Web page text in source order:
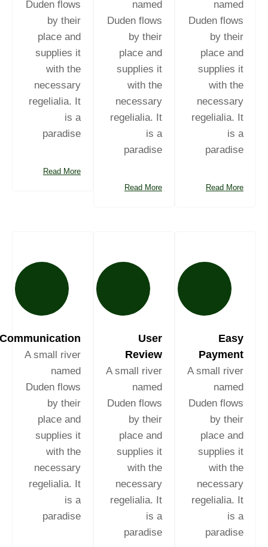
named
Duden flows
by their
place and
supplies it
with the
necessary
regelialia. It
is a
paradise
Read More
named
Duden flows
by their
place and
supplies it
with the
necessary
regelialia. It
is a
paradise
Read More
Duden flows
by their
place and
supplies it
with the
necessary
regelialia. It
is a
paradise
Read More
Easy
Payment
A small river
named
Duden flows
by their
place and
supplies it
with the
necessary
regelialia. It
is a
paradise
User
Review
A small river
named
Duden flows
by their
place and
supplies it
with the
necessary
regelialia. It
is a
paradise
Communication
A small river
named
Duden flows
by their
place and
supplies it
with the
necessary
regelialia. It
is a
paradise